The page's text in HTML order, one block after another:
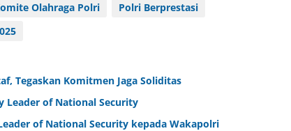
Olahraga Polri
Polri Berprestasi
Tegaskan Komitmen Jaga Soliditas
Leader of National Security
of National Security kepada Wakapolri